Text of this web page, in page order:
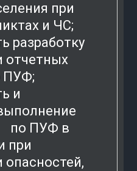
при
и ЧС;
разработку
отчетных
ПУФ;
и
выполнение
по ПУФ в
при
опасностей,